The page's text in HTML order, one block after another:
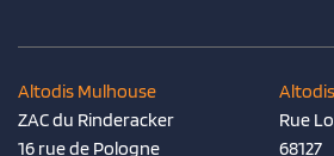
Altodis Mulhouse
ZAC du Rinderacker
16 rue de Pologne
Rue
68127